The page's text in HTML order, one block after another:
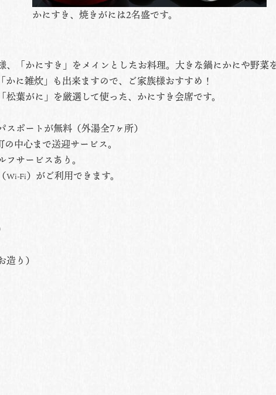
かにすき、焼きがには2名盛です。
、「かにすき」をメインとしたお料理。大きな鍋にかにや野菜
に雑炊」も出来ますので、ご家族様おすすめ！
葉がに」を厳選して使った、かにすき会席です。
ポートが無料（外湯全7ヶ所）
中心まで送迎サービス。
サービスあり。
Wi-Fi）がご利用できます。
り）